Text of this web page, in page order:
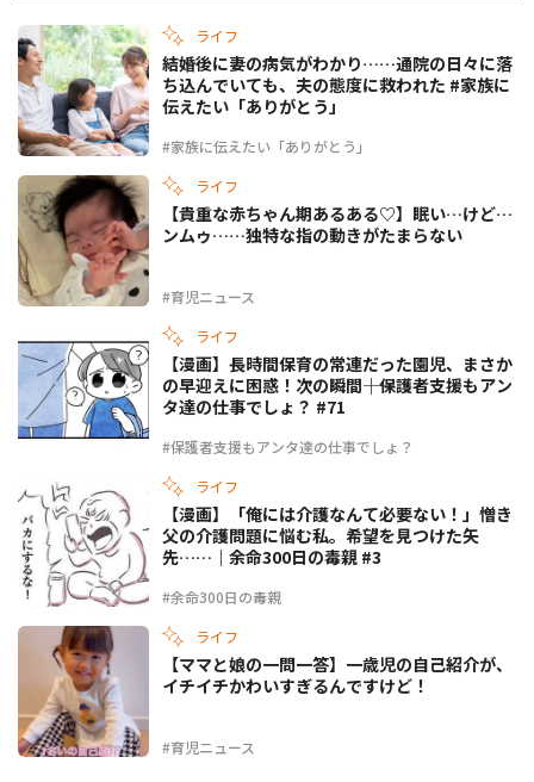
ライフ
#家族に伝えたい「ありがとう」
結婚後に妻の病気がわかり……通院の日々に落
ち込んでいても、夫の態度に救われた #家族に
伝えたい「ありがとう」
ライフ
#育児ニュース
【貴重な赤ちゃん期あるある♡】眠い…けど…
ンムゥ……独特な指の動きがたまらない
ライフ
#保護者支援もアンタ達の仕事でしょ？
【漫画】長時間保育の常連だった園児、まさか
の早迎えに困惑！次の瞬間――｜保護者支援もアン
タ達の仕事でしょ？ #71
ライフ
#余命300日の毒親
【漫画】「俺には介護なんて必要ない！」憎き
父の介護問題に悩む私。希望を見つけた矢
先……｜余命300日の毒親 #3
ライフ
#育児ニュース
【ママと娘の一問一答】一歳児の自己紹介が、
イチイチかわいすぎるんですけど！